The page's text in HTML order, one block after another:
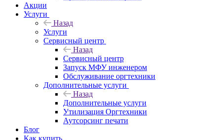
Акции
Услуги
Назад
Услуги
Сервисный центр
Назад
Сервисный центр
Запуск МФУ инженером
Обслуживание оргтехники
Дополнительные услуги
Назад
Дополнительные услуги
Утилизация Оргтехники
Аутсорсинг печати
Блог
Как купить